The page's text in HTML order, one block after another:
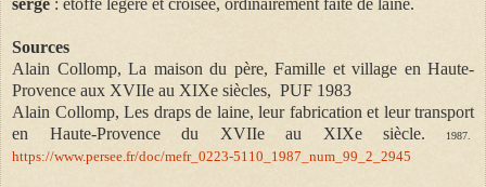
Sources
Alain Collomp, La maison du père, Famille et village en Haute-
Provence aux XVIIe au XIXe siècles, PUF 1983
Alain Collomp, Les draps de laine, leur fabrication et leur transport
en Haute-Provence du XVIIe au XIXe siècle.
1987.
https://www.persee.fr/doc/mefr_0223-5110_1987_num_99_2_2945